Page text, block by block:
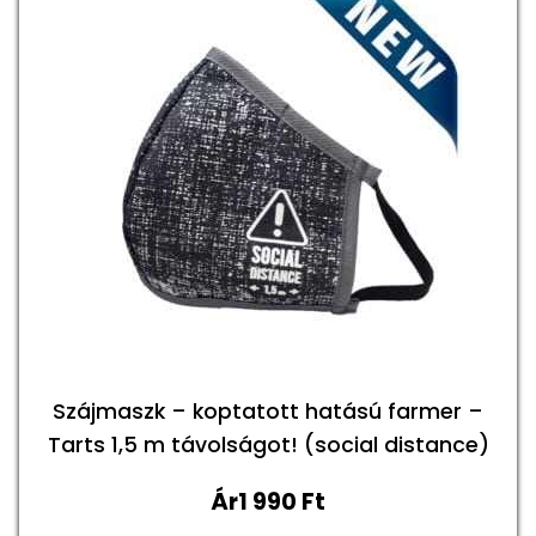
van.
A
változatok
választhatók
ki
Szájmaszk – koptatott hatású farmer –
Tarts 1,5 m távolságot! (social distance)
Ár1 990 Ft